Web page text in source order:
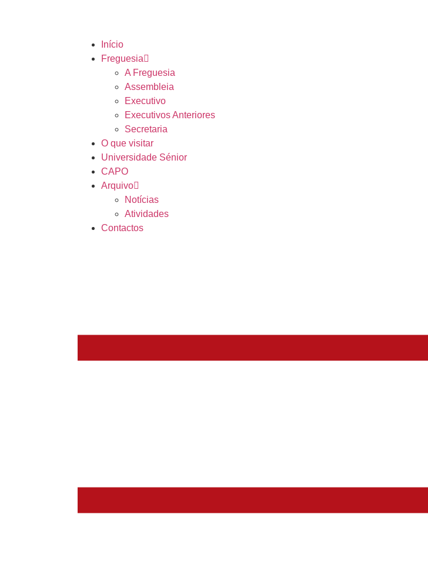
Início
Freguesia
A Freguesia
Assembleia
Executivo
Executivos Anteriores
Secretaria
O que visitar
Universidade Sénior
CAPO
Arquivo
Notícias
Atividades
Contactos